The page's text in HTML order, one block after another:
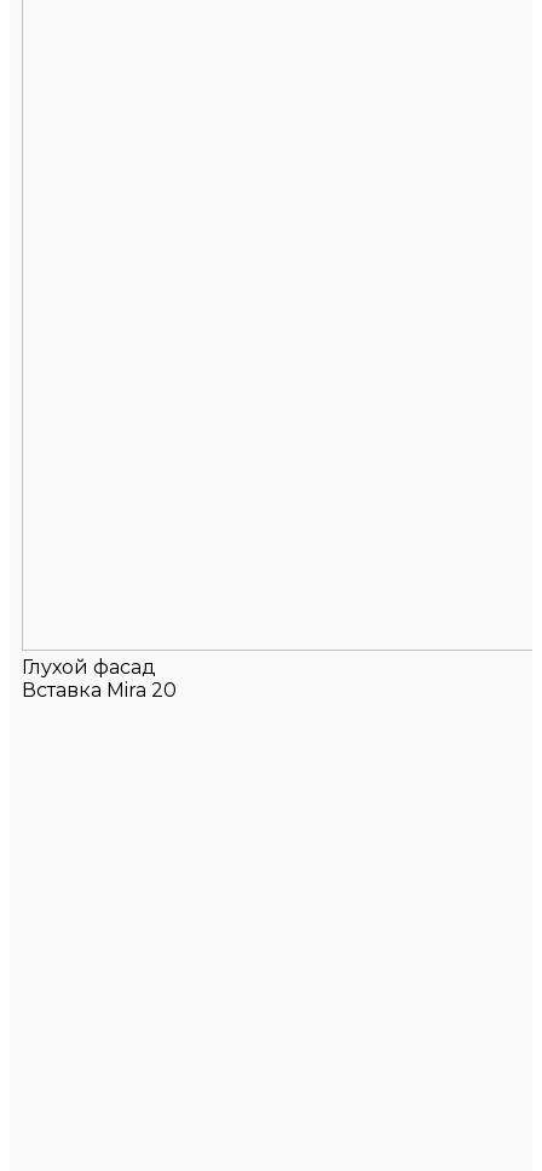
Глухой фасад
Вставка Mira 20